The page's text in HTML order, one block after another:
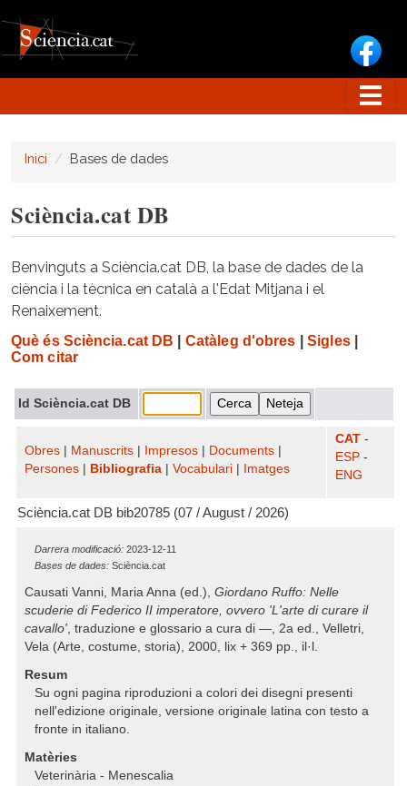
Inici Bases de dades
Sciència.cat DB
Benvinguts a Sciència.cat DB, la base de dades de la
ciència i la tècnica en català a l'Edat Mitjana i el
Renaixement.
Què és Sciència.cat DB Catàleg d'obres Sigles|
Com citar
Id Sciència.cat DB
Obres Manuscrits Impresos Documents
Persones
Bibliografia Vocabulari Imatges
CAT -
ESP -
ENG
Sciència.cat DB bib20785 (07 / August / 2026)
Darrera modificació: 2023-12-11
Bases de dades: Sciència.cat
Causati Vanni, Maria Anna (ed.), Giordano Ruffo: Nelle
scuderie di Federico II imperatore, ovvero 'L'arte di curare il
cavallo', traduzione e glossario a cura di —, 2a ed., Velletri,
Vela (Arte, costume, storia), 2000, lix + 369 pp., il·l.
Resum
Su ogni pagina riproduzioni a colori dei disegni presenti
nell'edizione originale, versione originale latina con testo a
fronte in italiano.
Matèries
Veterinària - Menescalia